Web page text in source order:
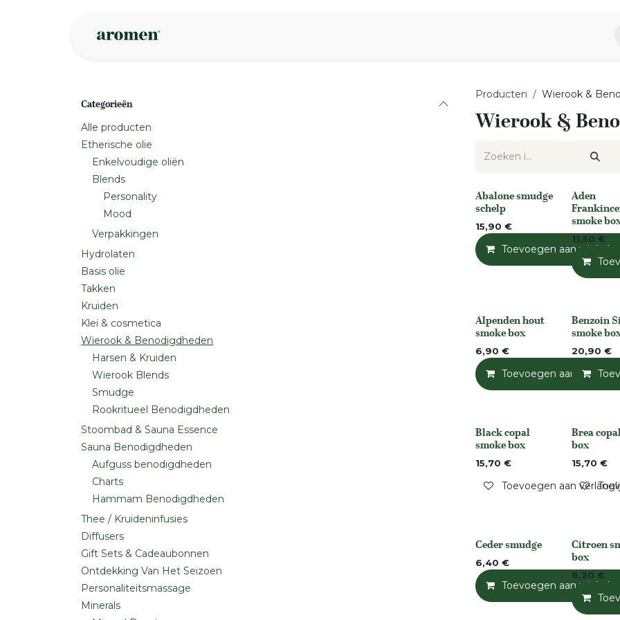
Categorieën
Alle producten
Etherische olie
Enkelvoudige oliën
Blends
Personality
Mood
Verpakkingen
Hydrolaten
Basis olie
Takken
Kruiden
Klei & cosmetica
Wierook & Benodigdheden
Harsen & Kruiden
Wierook Blends
Smudge
Rookritueel Benodigdheden
Stoombad & Sauna Essence
Sauna Benodigdheden
Aufguss benodigdheden
Charts
Hammam Benodigdheden
Thee / Kruideninfusies
Diffusers
Gift Sets & Cadeaubonnen
Ontdekking Van Het Seizoen
Personaliteitsmassage
Minerals
Producten Wierook &
Wierook &
None
Abalone smudge
schelp
15,90 €
Toevoegen aan
None
Aden
smoke
11,50 €
None
Alpenden hout
smoke box
6,90 €
Toevoegen aan
None
Benzoin
smoke
20,90 €
Niet op voorraad
Black copal
smoke box
15,70 €
Toevoegen aanNiet op
Brea
box
15,70 €
None
Ceder smudge
6,40 €
Toevoegen aan
None
Citroen
box
8,20 €